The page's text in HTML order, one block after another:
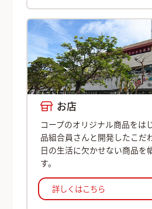
お店
コープのオリジナル商品をは
品組合員さんと開発したこだ
日の生活に欠かせない商品を
す。
詳しくはこちら